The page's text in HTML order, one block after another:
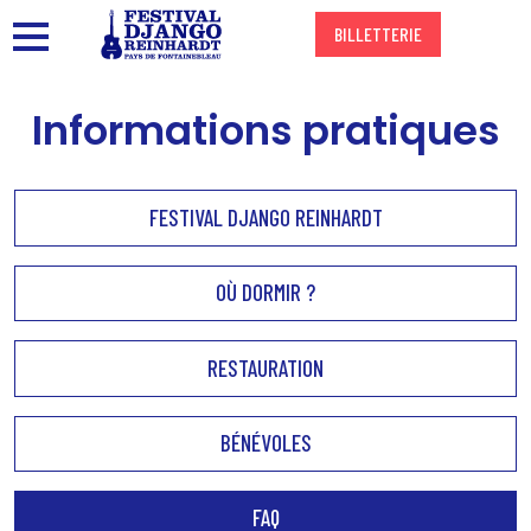
Aller
au
principal
Menu BILLETTERIE
Informations pratiques
FESTIVAL DJANGO REINHARDT
OÙ DORMIR ?
RESTAURATION
BÉNÉVOLES
FAQ
Panneau de gestion des cookies